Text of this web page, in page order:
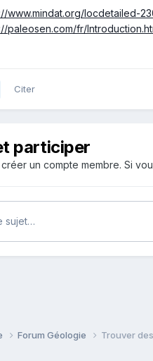
www.mindat.org/locdetailed-
paleosen.com/fr/
Citer
participer
un compte membre. Si
sujet…
Forum Géologie Trouver